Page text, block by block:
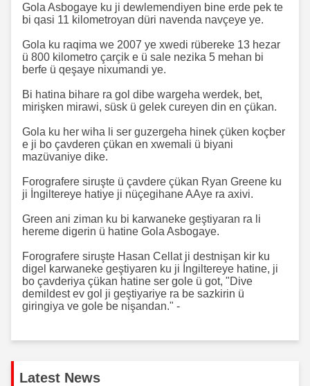
Gola Asbogaye ku ji dewlemendiyen bine erde pek te
bi qasi 11 kilometroyan düri navenda navçeye ye.
Gola ku raqima we 2007 ye xwedi rübereke 13 hezar
ü 800 kilometro çarçik e ü sale nezika 5 mehan bi
berfe ü qeşaye nixumandi ye.
Bi hatina bihare ra gol dibe wargeha werdek, bet,
mirişken mirawi, süsk ü gelek cureyen din en çükan.
Gola ku her wiha li ser guzergeha hinek çüken koçber
e ji bo çavderen çükan en xwemali ü biyani
mazüvaniye dike.
Forografere siruşte ü çavdere çükan Ryan Greene ku
ji İngiltereye hatiye ji nüçegihane AAye ra axivi.
Green ani ziman ku bi karwaneke geştiyaran ra li
hereme digerin ü hatine Gola Asbogaye.
Forografere siruşte Hasan Cellat ji destnişan kir ku
digel karwaneke geştiyaren ku ji İngiltereye hatine, ji
bo çavderiya çükan hatine ser gole ü got, "Dive
demildest ev gol ji geştiyariye ra be sazkirin ü
giringiya ve gole be nişandan." -
Latest News